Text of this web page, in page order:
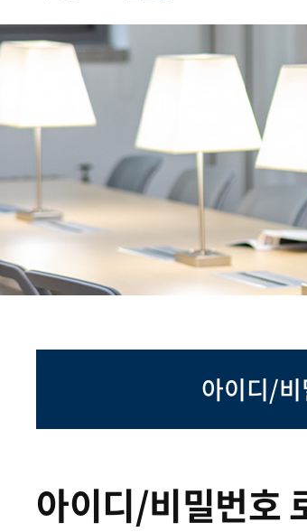
아이디/
아이디/비밀번호